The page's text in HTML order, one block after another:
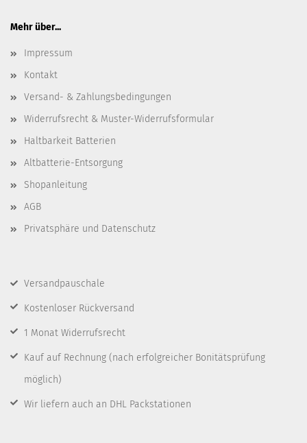
Mehr über...
Impressum
Kontakt
Versand- & Zahlungsbedingungen
Widerrufsrecht & Muster-Widerrufsformular
Haltbarkeit Batterien
Altbatterie-Entsorgung
Shopanleitung
AGB
Privatsphäre und Datenschutz
Versandpauschale
Kostenloser Rückversand
1 Monat Widerrufsrecht
Kauf auf Rechnung (nach erfolgreicher Bonitätsprüfung
möglich)
Wir liefern auch an DHL Packstationen